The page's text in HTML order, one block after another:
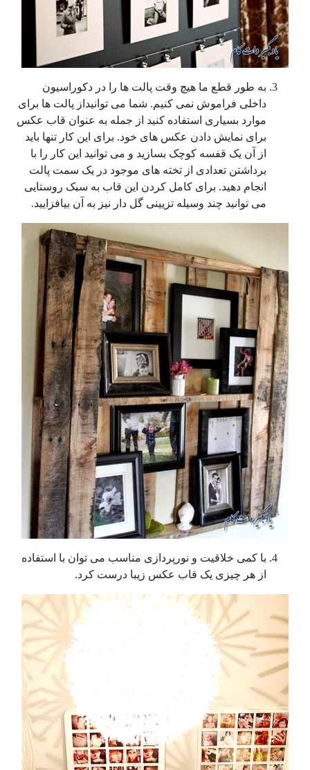
به طور قطع ما هیچ وقت پالت ها را در دکوراسیون
داخلی فراموش نمی کنیم. شما می توانیداز پالت ها برای
موارد بسیاری استفاده کنید از جمله به عنوان قاب عکس
برای نمایش دادن عکس های خود. برای این کار تنها باید
از آن یک قفسه کوچک بسازید و می توانید این کار را با
برداشتن تعدادی از تخته های موجود در یک سمت پالت
انجام دهید. برای کامل کردن این قاب به سبک روستایی
می توانید چند وسیله تزیینی گل دار نیز به آن بیافزایید.
با کمی خلاقیت و نورپردازی مناسب می توان با استفاده
از هر چیزی یک قاب عکس زیبا درست کرد.